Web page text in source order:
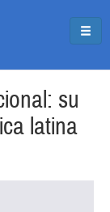
su
latina